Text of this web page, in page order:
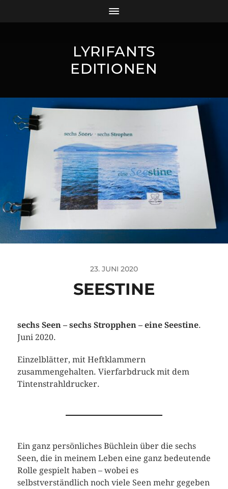
LYRIFANTS
EDITIONEN
23. JUNI 2020
SEESTINE
sechs Seen – sechs Stropphen – eine Seestine.
Juni 2020.
Einzelblätter, mit Heftklammern
zusammengehalten. Vierfarbdruck mit dem
Tintenstrahldrucker.
Ein ganz persönliches Büchlein über die sechs
Seen, die in meinem Leben eine ganz bedeutende
Rolle gespielt haben – wobei es
selbstverständlich noch viele Seen mehr gegeben